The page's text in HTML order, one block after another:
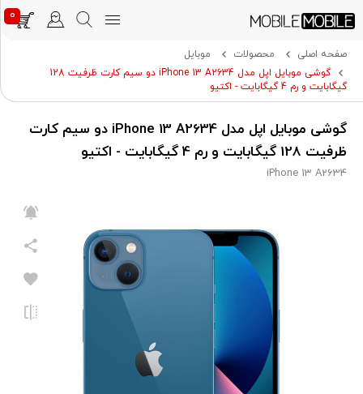
0
صفحه اصلی محصولات
موبایل
گوشی موبایل اپل مدل iPhone 13 A2634 دو سیم‌ کارت ظرفیت 128
گیگابایت و رم 4 گیگابایت - اکتیو
گوشی موبایل اپل مدل iPhone 13 A2634 دو سیم‌ کارت
ظرفیت 128 گیگابایت و رم 4 گیگابایت - اکتیو
iPhone 13 A2634